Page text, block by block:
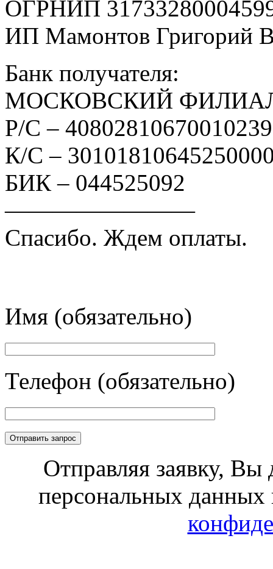
ОГРНИП
ИП Мамонтов Григорий
Банк получателя:
МОСКОВСКИЙ
Р/С –
К/С –
БИК – 044525092
————————
Спасибо. Ждем оплаты.
Имя (обязательно)
Телефон (обязательно)
Отправляя заявку, Вы
персональных данных